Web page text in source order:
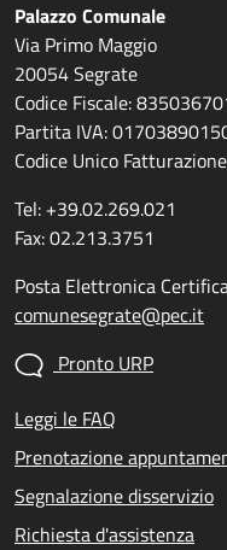
Palazzo Comunale
Via Primo Maggio
20054 Segrate
Codice Fiscale:
Partita IVA:
Codice Unico
Tel: +39.02.269.021
Fax: 02.213.3751
Posta Elettronica
comunesegrate@pec.it
Pronto URP
Leggi le FAQ
Prenotazione
Segnalazione disservizio
Richiesta d'assistenza